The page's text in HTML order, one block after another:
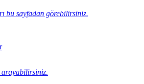
bu sayfadan görebilirsiniz.
arayabilirsiniz.